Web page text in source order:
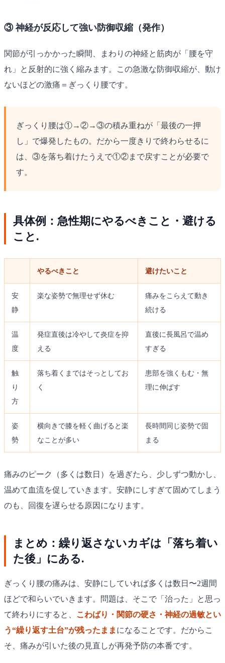
③ 神経が反応して強い防御収縮（発作）
関節が引っかかった瞬間、まわりの神経と筋肉が「腰を守
れ」と反射的に強く縮みます。この急激な防御収縮が、動け
ないほどの激痛＝ぎっくり腰です。
ぎっくり腰は①→②→③の積み重ねが「最後の一押
し」で爆発したもの。だから一度きりで終わらせるに
は、③を落ち着けたうえで①②まで戻すことが必要で
す。
具体例：急性期にやるべきこと・避ける
こと.
やるべきこと 避けたいこと
安
静
楽な姿勢で無理せず休む
痛みをこらえて動き
続ける
温
度
発症直後は冷やして炎症を抑
える
直後に長風呂で温め
すぎる
触
り
方
落ち着くまではそっとしてお
く
患部を強くもむ・無
理に伸ばす
姿
勢
横向きで膝を軽く曲げると楽
なことが多い
長時間同じ姿勢で固
まる
痛みのピーク（多くは数日）を過ぎたら、少しずつ動かし、
温めて血流を促していきます。安静にしすぎて固めてしまう
のも、回復を遅らせる原因になります。
まとめ：繰り返さないカギは「落ち着い
た後」にある.
ぎっくり腰の痛みは、安静にしていれば多くは数日〜2週間
ほどで和らいでいきます。問題は、そこで「治った」と思っ
て終わりにすると、
こわばり・関節の硬さ・神経の過敏とい
う“繰り返す土台”が残ったまま になることです。だからこ
そ、痛みが引いた後の見直しが再発予防の本番です。